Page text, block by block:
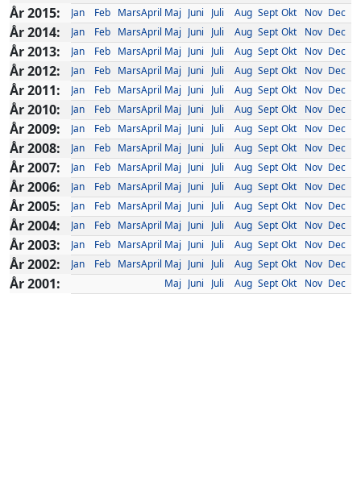
År 2015: Jan Feb MarsApril Maj Juni Juli Aug Sept Okt Nov Dec
År 2014: Jan Feb MarsApril Maj Juni Juli Aug Sept Okt Nov Dec
År 2013: Jan Feb MarsApril Maj Juni Juli Aug Sept Okt Nov Dec
År 2012: Jan Feb MarsApril Maj Juni Juli Aug Sept Okt Nov Dec
År 2011: Jan Feb MarsApril Maj Juni Juli Aug Sept Okt Nov Dec
År 2010: Jan Feb MarsApril Maj Juni Juli Aug Sept Okt Nov Dec
År 2009: Jan Feb MarsApril Maj Juni Juli Aug Sept Okt Nov Dec
År 2008: Jan Feb MarsApril Maj Juni Juli Aug Sept Okt Nov Dec
År 2007: Jan Feb MarsApril Maj Juni Juli Aug Sept Okt Nov Dec
År 2006: Jan Feb MarsApril Maj Juni Juli Aug Sept Okt Nov Dec
År 2005: Jan Feb MarsApril Maj Juni Juli Aug Sept Okt Nov Dec
År 2004: Jan Feb MarsApril Maj Juni Juli Aug Sept Okt Nov Dec
År 2003: Jan Feb MarsApril Maj Juni Juli Aug Sept Okt Nov Dec
År 2002: Jan Feb MarsApril Maj Juni Juli Aug Sept Okt Nov Dec
År 2001: Maj Juni Juli Aug Sept Okt Nov Dec